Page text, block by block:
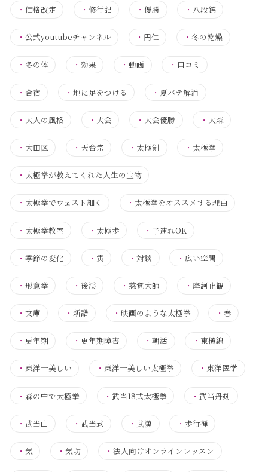
・ 価格改定 ・修行記 ・優勝 ・ 八段錦
・ 公式youtubeチャンネル ・ 円仁 ・ 冬の乾燥
・ 冬の体 ・効果 ・動画 ・ 口コミ
・ 合宿 ・地に足をつける ・ 夏バテ解消
・ 大人の風格 ・ 大会 ・ 大会優勝 ・ 大森
・ 大田区 ・ 天台宗 ・ 太極剣 ・ 太極拳
・ 太極拳が教えてくれた人生の宝物
・ 太極拳でウェスト細く ・ 太極拳をオススメする理由
・ 太極拳教室 ・ 太極歩 ・子連れOK
・ 季節の変化 ・ 寅 ・対談 ・ 広い空間
・ 形意拳 ・後渓 ・ 慈覚大師 ・ 摩訶止観
・ 文庫 ・新譜 ・映画のような太極拳 ・ 春
・ 更年期 ・更年期障害 ・朝活 ・ 東横線
・ 東洋一美しい ・ 東洋一美しい太極拳 ・ 東洋医学
・ 森の中で太極拳 ・武当18式太極拳 ・武当丹剣
・ 武当山 ・武当式 ・武漢 ・ 歩行禅
・ 気 ・気功 ・法人向けオンラインレッスン